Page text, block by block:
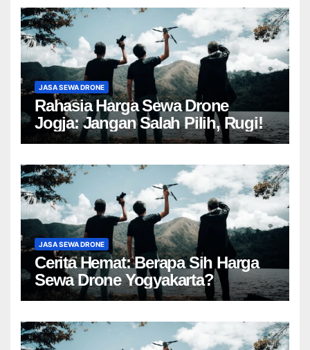
JASA SEWA DRONE
Rahasia Harga Sewa Drone
Jogja: Jangan Salah Pilih, Rugi!
JASA SEWA DRONE
Cerita Hemat: Berapa Sih Harga
Sewa Drone Yogyakarta?